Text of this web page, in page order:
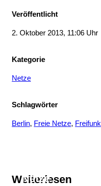
Veröffentlicht
2. Oktober 2013, 11:06 Uhr
Kategorie
Netze
Schlagwörter
Berlin, Freie Netze, Freifunk
Weiterlesen
Netze